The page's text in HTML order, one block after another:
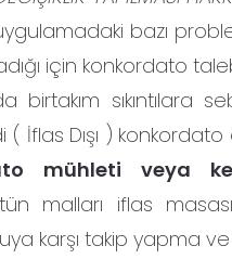
bazı
için konkordato
birtakım sıkıntılara
( İflas Dışı )
mühleti veya
malları iflas
karşı takip yapma